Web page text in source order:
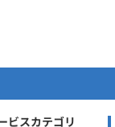
ション
ビスカテゴリ